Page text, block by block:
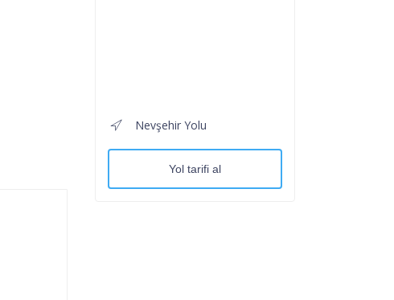
Nevşehir Yolu
Yol tarifi al